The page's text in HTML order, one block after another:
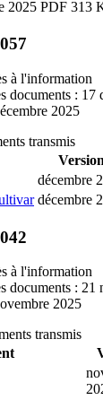
2025 PDF 313
à l'information
documents : 17
2025
transmis
Version
décembre
décembre
à l'information
documents : 21
2025
transmis